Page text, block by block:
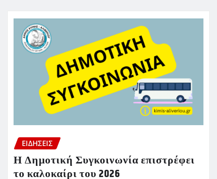
ΕΙΔΗΣΕΙΣ
Η Δημοτική Συγκοινωνία επιστρέφει
το καλοκαίρι του 2026